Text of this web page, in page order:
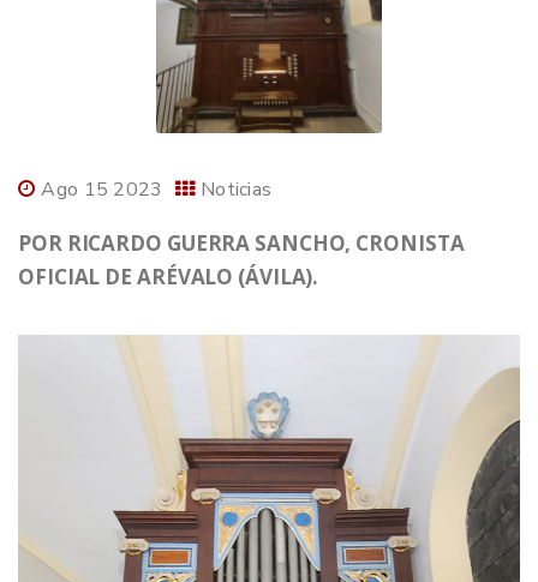
Ago 15 2023 Noticias
POR RICARDO GUERRA SANCHO, CRONISTA
OFICIAL DE ARÉVALO (ÁVILA).